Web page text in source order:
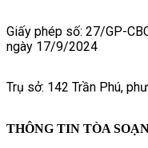
Giấy phép số: 27/GP-
ngày 17/9/2024
Trụ sở: 142 Trần Phú,
THÔNG TIN TÒA